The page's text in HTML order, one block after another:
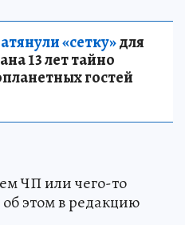
«сетку»для
13 лет тайно
гостей
ЧП или чего-то
этом в редакцию